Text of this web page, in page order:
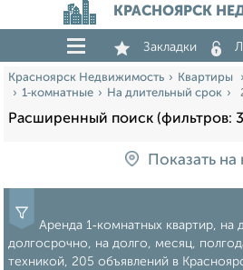
КРАСНОЯРСК
Закладки
Красноярск Недвижимость Квартиры
1‑комнатные
На длительный срок
Расширенный поиск (фильтров:
Показать на
Аренда 1‑комнатных квартир, на
долгосрочно, на долго, месяц,
техникой, 205 объявлений в